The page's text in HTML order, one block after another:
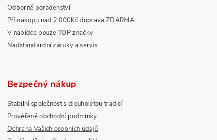
Odborné poradenství
Při nákupu nad 2.000Kč doprava ZDARMA
V nabídce pouze TOP značky
Nadstandardní záruky a servis
Bezpečný nákup
Stabilní společnost s dlouholetou tradicí
Prověřené obchodní podmínky
Ochrana Vašich osobních údajů